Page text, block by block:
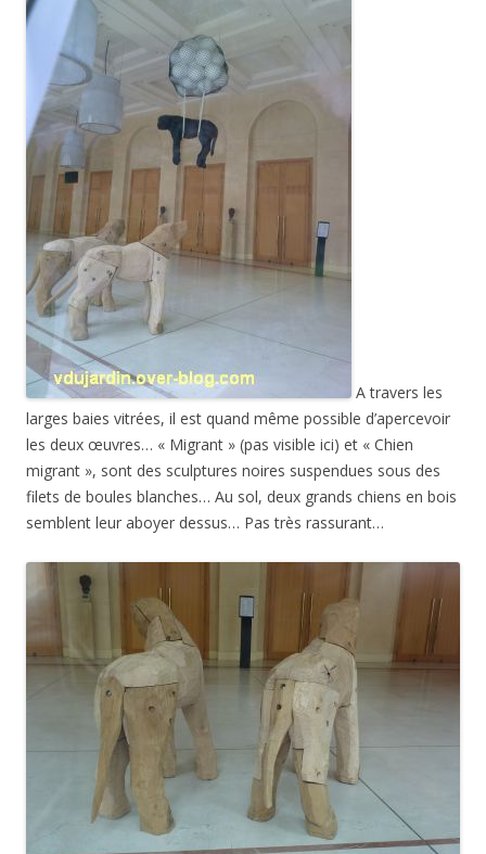
A travers les
larges baies vitrées, il est quand même possible d’apercevoir
les deux œuvres… « Migrant » (pas visible ici) et « Chien
migrant », sont des sculptures noires suspendues sous des
filets de boules blanches… Au sol, deux grands chiens en bois
semblent leur aboyer dessus… Pas très rassurant…